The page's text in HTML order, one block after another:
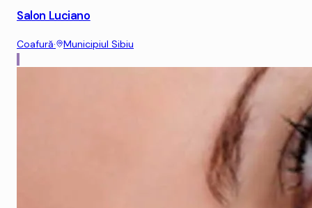
Salon Luciano
Coafură· Municipiul Sibiu